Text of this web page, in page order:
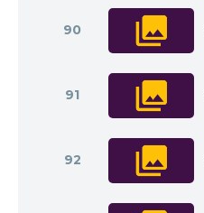
90
91
92